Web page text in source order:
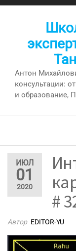
Перейти
Антон
консультации:
и образование,
ИЮЛ
01
2020
#
Автор EDITOR-YU